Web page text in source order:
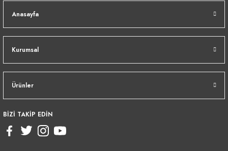
Anasayfa
Kurumsal
Ürünler
BİZİ TAKİP EDİN